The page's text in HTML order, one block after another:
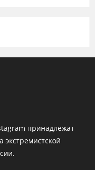
принадлежат
экстремистской